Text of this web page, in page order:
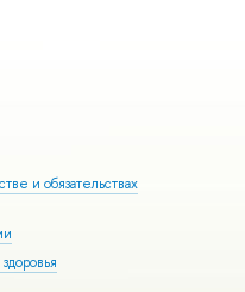
и обязательствах